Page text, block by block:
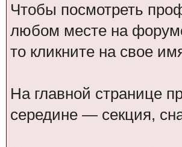
Чтобы посмотреть
любом месте на
то кликните на свое
На главной странице
середине — секция,